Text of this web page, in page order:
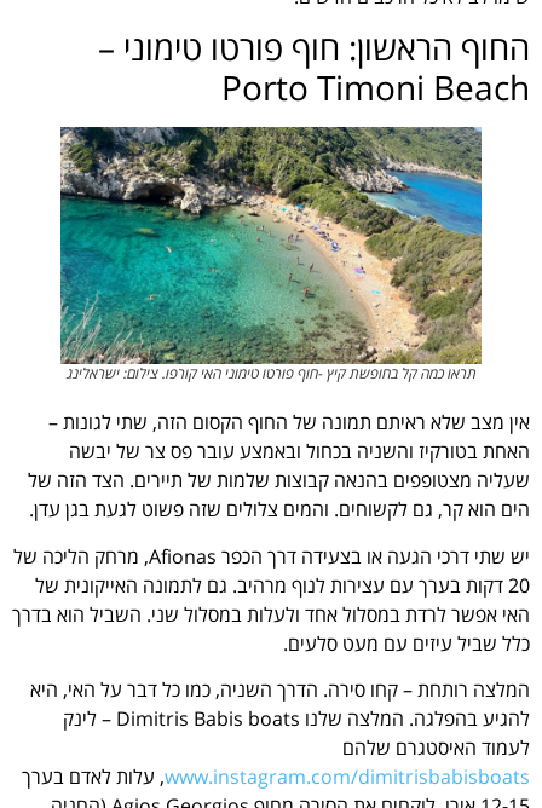
החוף הראשון: חוף פורטו טימוני –
‪Porto Timoni Beach
תראו כמה קל בחופשת קיץ -חוף פורטו טימוני האי קורפו. צילום: ישראלינג
אין מצב שלא ראיתם תמונה של החוף הקסום הזה, שתי לגונות –
האחת בטורקיז והשניה בכחול ובאמצע עובר פס צר של יבשה
שעליה מצטופפים בהנאה קבוצות שלמות של תיירים. הצד הזה של
הים הוא קר, גם לקשוחים. והמים צלולים שזה פשוט לגעת בגן עדן.
יש שתי דרכי הגעה או בצעידה דרך הכפר Afionas, מרחק הליכה של
20 דקות בערך עם עצירות לנוף מרהיב. גם לתמונה האייקונית של
האי אפשר לרדת במסלול אחד ולעלות במסלול שני. השביל הוא בדרך
כלל שביל עיזים עם מעט סלעים.
המלצה רותחת – קחו סירה. הדרך השניה, כמו כל דבר על האי, היא
להגיע בהפלגה. המלצה שלנו Dimitris Babis boats – לינק
לעמוד האיסטגרם שלהם
www.instagram.com/dimitrisbabisboats, עלות לאדם בערך